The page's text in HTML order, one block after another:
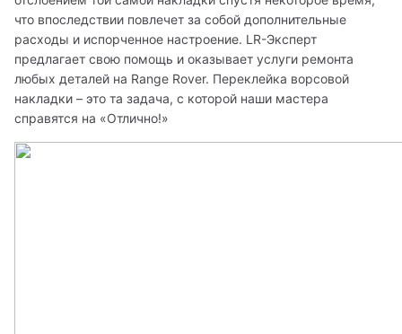
что впоследствии повлечет за собой дополнительные
расходы и испорченное настроение. LR-Эксперт
предлагает свою помощь и оказывает услуги ремонта
любых деталей на Range Rover. Переклейка ворсовой
накладки – это та задача, с которой наши мастера